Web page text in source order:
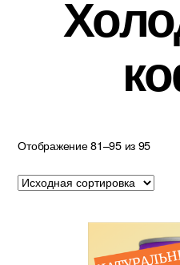
Отображение 81–95 из 95